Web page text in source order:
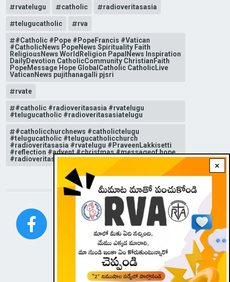
×
rvatelugu catholic radioveritasasia
telugucatholic rva
#Catholic #Pope #PopeFrancis #Vatican
#CatholicNews PopeNews Spirituality Faith
ReligiousNews WorldReligion PapalNews Inspiration
DailyDevotion CatholicCommunity ChristianFaith
PopeMessage Hope GlobalCatholic CatholicLive
VaticanNews pujithanagalli pjsri
rvate
#catholic #radioveritasasia #rvatelugu
#telugucatholic #radioveritasasiatelugu
#catholicchurchnews #catholictelugu
#telugucatholic #telugucatholicchurch
#radioveritasasia #rvatelugu #PraveenLakkisetti
#reflection #advent #christmas #messageof hope
#radioveritas #rvatelugu #viral #insta
STAY CONNECTED WITH US!